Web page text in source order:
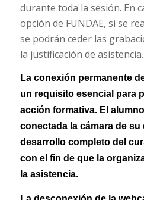
durante toda la sesión. En
opción de FUNDAE, si se
se podrán ceder las
la justificación de asistencia.
La conexión permanente
un requisito esencial para
acción formativa. El
conectada la cámara de
desarrollo completo del
con el fin de que la
la asistencia.